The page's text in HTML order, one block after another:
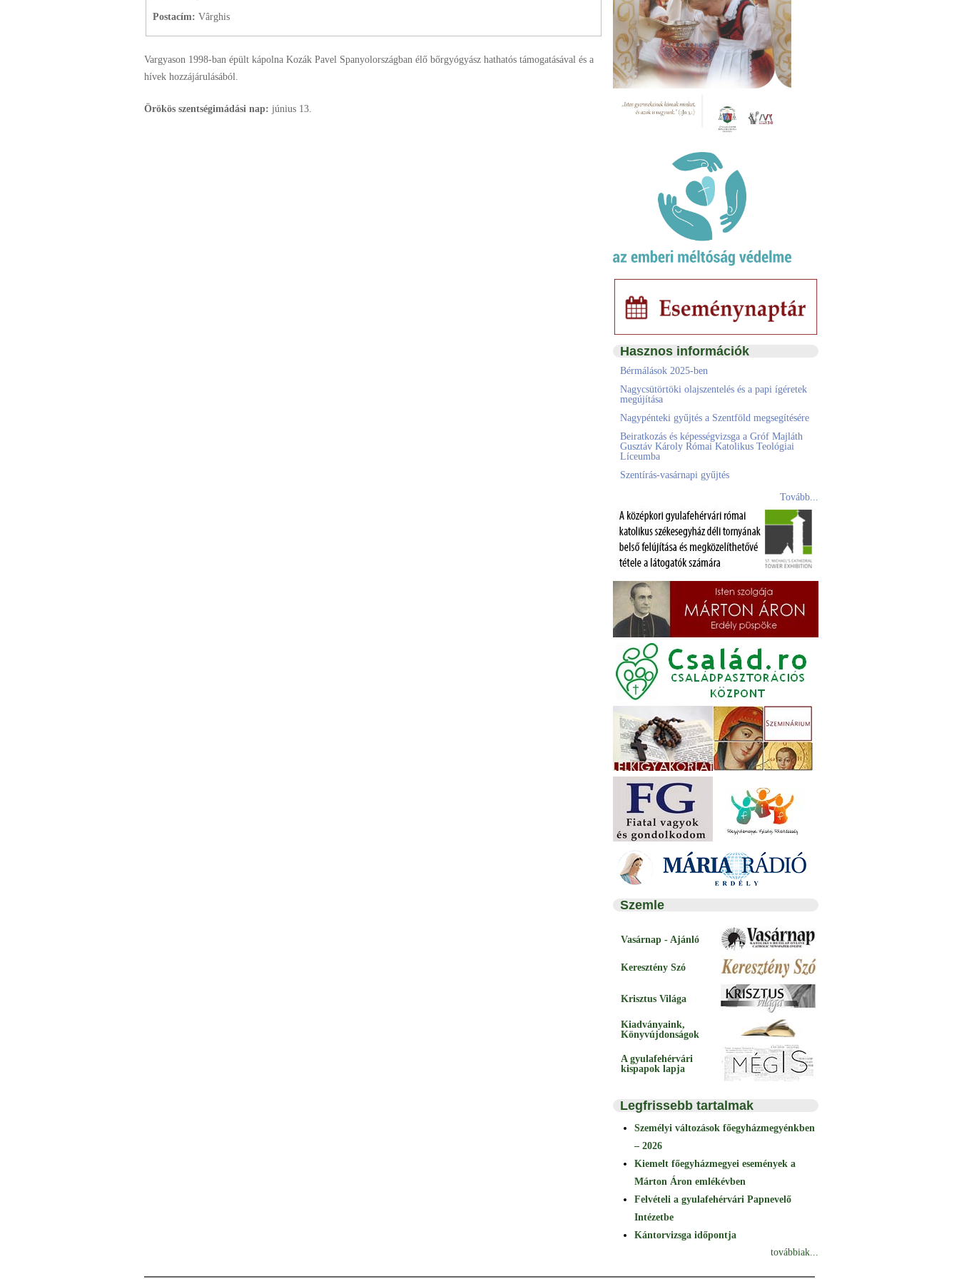
Postacím: Vârghis
Vargyason 1998-ban épült kápolna Kozák Pavel Spanyolországban élő bőrgyógyász hathatós támogatásával és a
hívek hozzájárulásából.
Örökös szentségimádási nap: június 13.
Hasznos információk
Bérmálások 2025-ben
Nagycsütörtöki olajszentelés és a papi ígéretek
megújítása
Nagypénteki gyűjtés a Szentföld megsegítésére
Beiratkozás és képességvizsga a Gróf Majláth
Gusztáv Károly Római Katolikus Teológiai
Líceumba
Szentírás-vasárnapi gyűjtés
Tovább...
Szemle
Vasárnap - Ajánló
Keresztény Szó
Krisztus Világa
Kiadványaink,
Könyvújdonságok
A gyulafehérvári
kispapok lapja
Legfrissebb tartalmak
Személyi változások főegyházmegyénkben
– 2026
Kiemelt főegyházmegyei események a
Márton Áron emlékévben
Felvételi a gyulafehérvári Papnevelő
Intézetbe
Kántorvizsga időpontja
továbbiak...